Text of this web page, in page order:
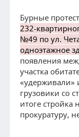
Бурные
232-
№49 по ул.
одноэтажное
появления
участка
«удерживали»
грузовики со
итоге
прокуратуру,